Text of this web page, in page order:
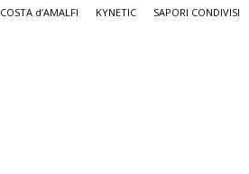
COSTA d’AMALFI KYNETIC SAPORI CONDIVISI